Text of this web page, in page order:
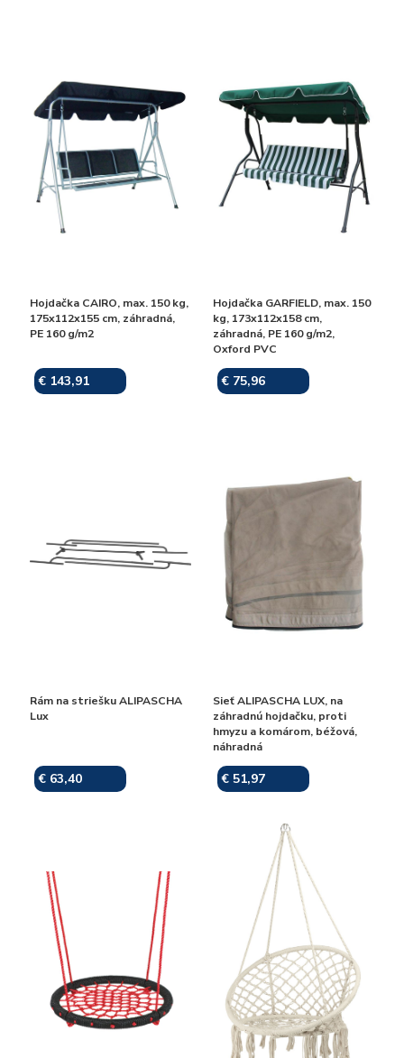
Hojdačka CAIRO, max. 150 kg,
175x112x155 cm, záhradná,
PE 160 g/m2
€ 143,91
Hojdačka GARFIELD, max. 150
kg, 173x112x158 cm,
záhradná, PE 160 g/m2,
Oxford PVC
€ 75,96
Rám na striešku ALIPASCHA
Lux
€ 63,40
Sieť ALIPASCHA LUX, na
záhradnú hojdačku, proti
hmyzu a komárom, béžová,
náhradná
€ 51,97